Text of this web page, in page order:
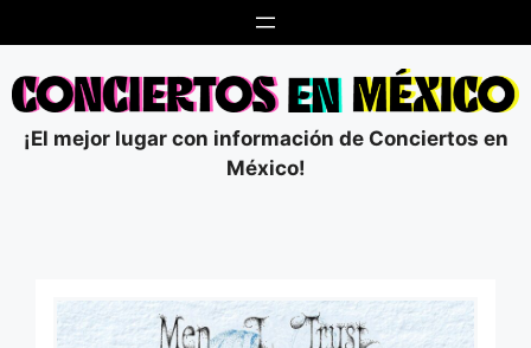
al
contenido
¡El mejor lugar con información de Conciertos en
México!